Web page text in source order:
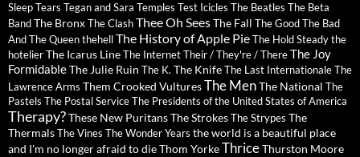
SleepTears Tegan and Sara Temples Test Icicles The Beatles The Beta
BandThe BronxThe ClashThee Oh SeesThe Fall The Good The Bad
And The QueenthehellThe History of Apple PieThe Hold Steadythe
hotelierThe Icarus LineThe InternetTheir / They're / ThereThe Joy
FormidableThe Julie Ruin The K. The KnifeThe Last InternationaleThe
Lawrence Arms Them Crooked VulturesThe MenThe National The
Pastels The Postal ServiceThe Presidents of the United States of America
Therapy?These New PuritansThe StrokesThe Strypes The
ThermalsThe Vines The Wonder Years the world is a beautiful place
and I'm no longer afraid to dieThom YorkeThriceThurston Moore